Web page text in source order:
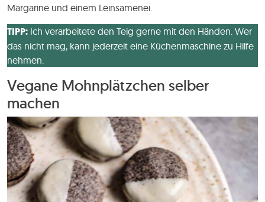
Margarine und einem Leinsamenei.
TIPP: Ich verarbeitete den Teig gerne mit den Händen. Wer
das nicht mag, kann jederzeit eine Küchenmaschine zu Hilfe
nehmen.
Vegane Mohnplätzchen selber
machen